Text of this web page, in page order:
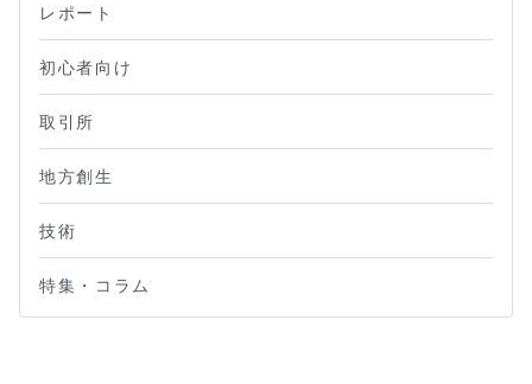
レポート
初心者向け
取引所
地方創生
技術
特集・コラム